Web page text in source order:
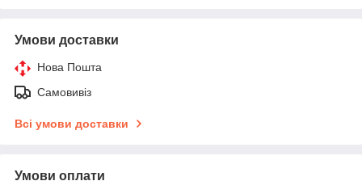
Умови доставки
Нова Пошта
Самовивіз
Всі умови доставки
Умови оплати